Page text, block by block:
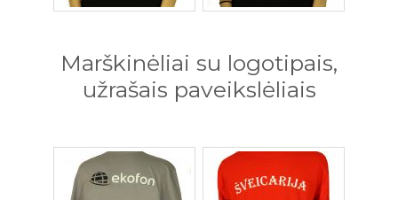
Marškinėliai su logotipais,
užrašais paveikslėliais